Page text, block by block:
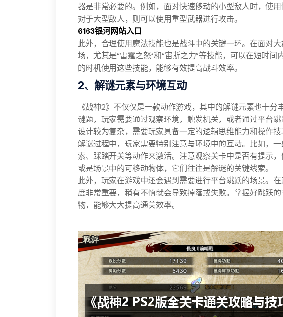
器是非常必要的。例如，面对快速移动的小型敌人时，使
对于大型敌人，则可以使用重型武器进行攻击。
6163银河网站入口
此外，合理使用魔法技能也是战斗中的关键一环。在面对
场，尤其是“雷霆之怒”和“宙斯之力”等技能，可以在短时间
的时机使用这些技能，能够有效提高战斗效率。
2、解谜元素与环境互动
《战神2》不仅仅是一款动作游戏，其中的解谜元素也十分
谜题，玩家需要通过观察环境，触发机关，或者通过平台
设计较为复杂，需要玩家具备一定的逻辑思维能力和操作技
解谜过程中，玩家需要特别注意与环境中的互动。比如，
索、踩踏开关等动作来激活。注意观察关卡中是否有提示，
或是场景中的可移动物体，它们往往是解谜的关键线索。
此外，玩家在游戏中还会遇到需要进行平台跳跃的场景。
度非常重要，稍有不慎就会导致掉落或失败。掌握好跳跃
物，能够大大提高通关效率。